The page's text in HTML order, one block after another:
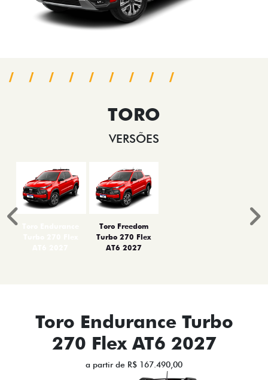
TORO
VERSÕES
Toro Freedom
Turbo 270 Flex
AT6 2027
Anterior
Toro Endurance Turbo
270 Flex AT6 2027
a partir de R$ 167.490,00